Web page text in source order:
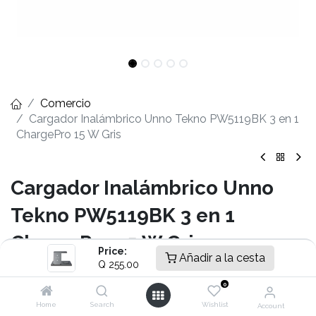
Price:
Q 255.00 Añadir a la cesta
Home Search
0
Wishlist Account
Comercio
Cargador Inalámbrico Unno Tekno PW5119BK 3 en 1
ChargePro 15 W Gris
Cargador Inalámbrico Unno
Tekno PW5119BK 3 en 1
ChargePro 15 W Gris
- 15W Carga rápida Inalámbrico
- Configurable en Vertical u Horizontal
- Protección con Sobrecalentamiento y Tensión